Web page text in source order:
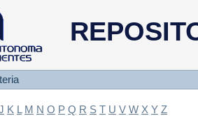
Materia
K L M N O P Q R S T U V W X Y Z